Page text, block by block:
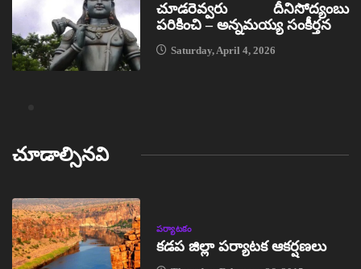
చూడరెవ్వరు దీనిసోద్యంబు
పరికించి – అన్నమయ్య సంకీర్తన
Saturday, April 4, 2026
చూడాల్సినవి
పర్యాటకం
కడప జిల్లా పర్యాటక ఆకర్షణలు